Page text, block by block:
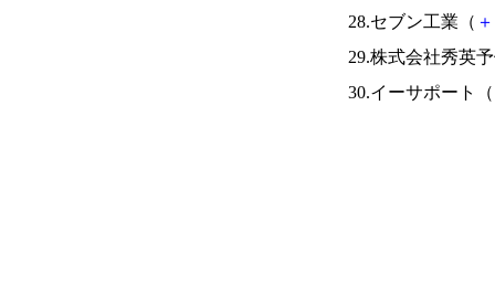
28.セブン工業（ ＋
29.株式会社秀英
30.イーサポート（